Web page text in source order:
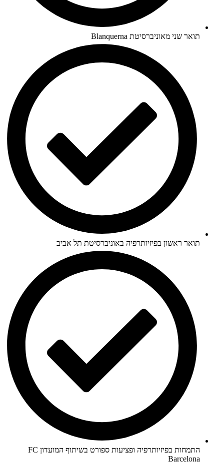
תואר שני מאוניברסיטת Blanquerna
תואר ראשון בפיזיותרפיה באוניברסיטת תל אביב
התמחות בפיזיותרפיה ופציעות ספורט בשיתוף המועדון FC
Barcelona